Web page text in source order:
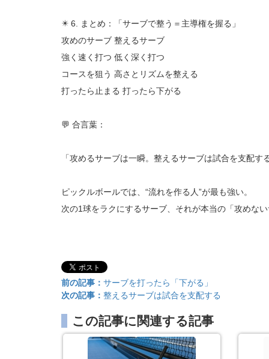
✴️ 6. まとめ：「サーブで整う＝主導権を握る」
攻めのサーブ 整えるサーブ
強く速く打つ 低く深く打つ
コースを狙う 高さとリズムを整える
打ったら止まる 打ったら下がる
💬 合言葉：
「攻めるサーブは一瞬。整えるサーブは試合を支配す
ピックルボールでは、“流れを作る人”が最も強い。
次の1球をラクにするサーブ、それが本当の「攻めな
前の記事： サーブを打ったら「下がる」
次の記事： 整えるサーブは試合を支配する
この記事に関連する記事